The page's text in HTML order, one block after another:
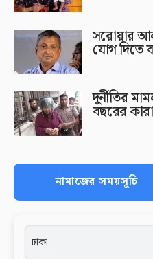
সরোয়ার
যোগ দিতে
দুর্নীতির
বছরের
নামাজের সময়সূচি